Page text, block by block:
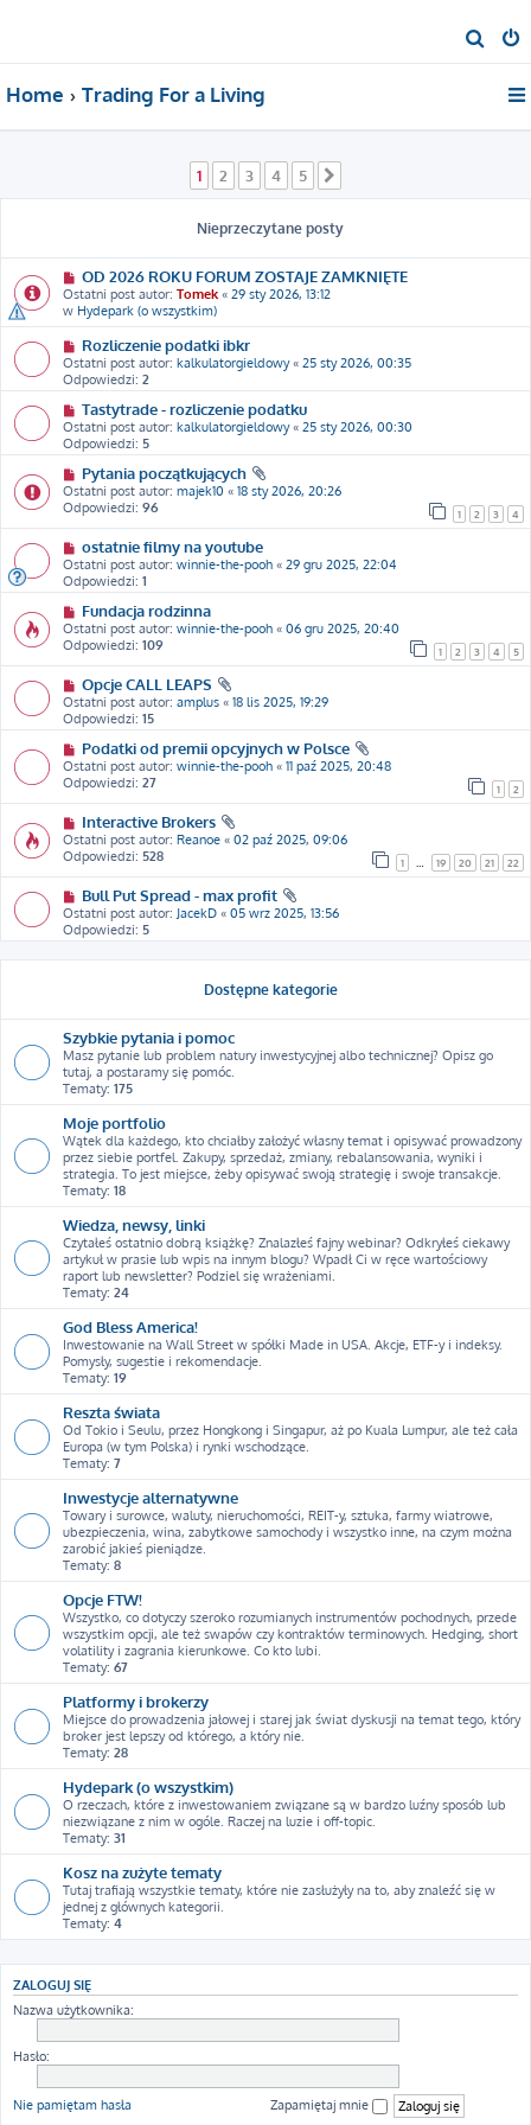
z
Home Trading For a Living
1 2 3 4 5
Nieprzeczytane posty
OD 2026 ROKU FORUM ZOSTAJE ZAMKNIĘTE
Ostatni post autor: Tomek « 29 sty 2026, 13:12
w Hydepark (o wszystkim)
Rozliczenie podatki ibkr
Ostatni post autor: kalkulatorgieldowy« 25 sty 2026, 00:35
Odpowiedzi: 2
Tastytrade - rozliczenie podatku
Ostatni post autor: kalkulatorgieldowy« 25 sty 2026, 00:30
Odpowiedzi: 5
Pytania początkujących
Ostatni post autor: majek10 « 18 sty 2026, 20:26
Odpowiedzi: 96 1 2 3 4
ostatnie filmy na youtube
Ostatni post autor: winnie-the-pooh « 29 gru 2025, 22:04
Odpowiedzi: 1
Fundacja rodzinna
Ostatni post autor: winnie-the-pooh « 06 gru 2025, 20:40
Odpowiedzi: 109 1 2 3 4 5
Opcje CALL LEAPS
Ostatni post autor: amplus « 18 lis 2025, 19:29
Odpowiedzi: 15
Podatki od premii opcyjnych w Polsce
Ostatni post autor: winnie-the-pooh « 11 paź 2025, 20:48
Odpowiedzi: 27 1 2
Interactive Brokers
Ostatni post autor: Reanoe « 02 paź 2025, 09:06
Odpowiedzi: 528 1 19 20 21 22
Bull Put Spread - max profit
Ostatni post autor: JacekD « 05 wrz 2025, 13:56
Odpowiedzi: 5
Dostępne kategorie
Szybkie pytania i pomoc
Masz pytanie lub problem natury inwestycyjnej albo technicznej? Opisz go
tutaj, a postaramy się pomóc.
Tematy: 175
Moje portfolio
Wątek dla każdego, kto chciałby założyć własny temat i opisywać prowadzony
przez siebie portfel. Zakupy, sprzedaż, zmiany, rebalansowania, wyniki i
strategia. To jest miejsce, żeby opisywać swoją strategię i swoje transakcje.
Tematy: 18
Wiedza, newsy, linki
Czytałeś ostatnio dobrą książkę? Znalazłeś fajny webinar? Odkryłeś ciekawy
artykuł w prasie lub wpis na innym blogu? Wpadł Ci w ręce wartościowy
raport lub newsletter? Podziel się wrażeniami.
Tematy: 24
God Bless America!
Inwestowanie na Wall Street w spółki Made in USA. Akcje, ETF-y i indeksy.
Pomysły, sugestie i rekomendacje.
Tematy: 19
Reszta świata
Od Tokio i Seulu, przez Hongkong i Singapur, aż po Kuala Lumpur, ale też cała
Europa (w tym Polska) i rynki wschodzące.
Tematy: 7
Inwestycje alternatywne
Towary i surowce, waluty, nieruchomości, REIT-y, sztuka, farmy wiatrowe,
ubezpieczenia, wina, zabytkowe samochody i wszystko inne, na czym można
zarobić jakieś pieniądze.
Tematy: 8
Opcje FTW!
Wszystko, co dotyczy szeroko rozumianych instrumentów pochodnych, przede
wszystkim opcji, ale też swapów czy kontraktów terminowych. Hedging, short
volatility i zagrania kierunkowe. Co kto lubi.
Tematy: 67
Platformy i brokerzy
Miejsce do prowadzenia jałowej i starej jak świat dyskusji na temat tego, który
broker jest lepszy od którego, a który nie.
Tematy: 28
Hydepark (o wszystkim)
O rzeczach, które z inwestowaniem związane są w bardzo luźny sposób lub
niezwiązane z nim w ogóle. Raczej na luzie i off-topic.
Tematy: 31
Kosz na zużyte tematy
Tutaj trafiają wszystkie tematy, które nie zasłużyły na to, aby znaleźć się w
jednej z głównych kategorii.
Tematy: 4
ZALOGUJ SIĘ
Nazwa użytkownika:
Hasło:
Nie pamiętam hasła Zapamiętaj mnie